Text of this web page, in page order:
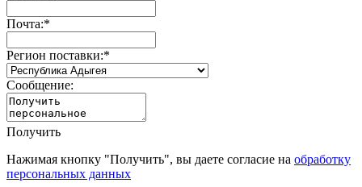
Почта:*
Регион поставки:*
Сообщение:
Получить
Нажимая кнопку "Получить", вы даете согласие на обработку
персональных данных